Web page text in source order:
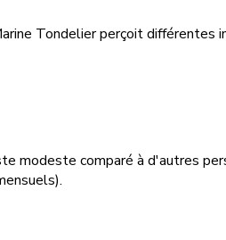
Tondelier perçoit différentes
modeste comparé à d'autres